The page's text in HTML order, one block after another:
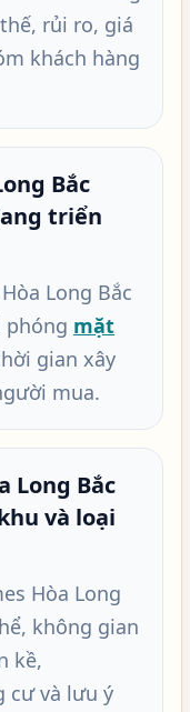
rủi ro, giá
khách hàng
Bắc
triển
Long Bắc
phóng mặt
gian xây
mua.
Long Bắc
và loại
Hòa Long
không gian
kề,
cư và lưu ý